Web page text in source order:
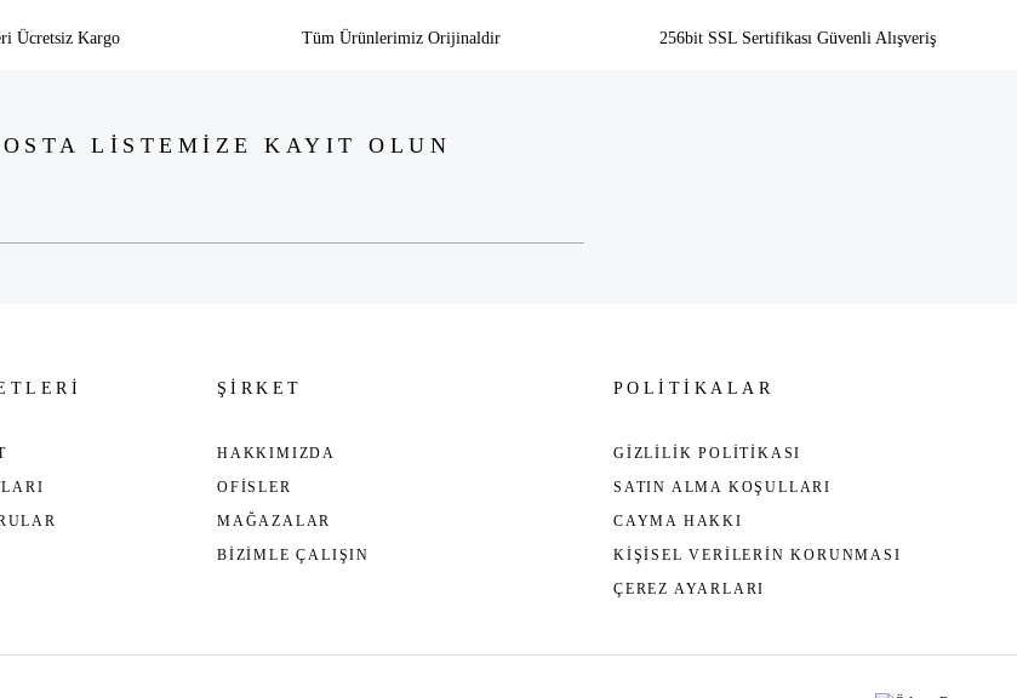
Ücretsiz Kargo Tüm Ürünlerimiz Orijinaldir 256bit SSL Sertifikası Güvenli Alışveriş
LİSTEMİZE KAYIT OLUN
ŞİRKET
HAKKIMIZDA
OFİSLER
MAĞAZALAR
BİZİMLE ÇALIŞIN
POLİTİKALAR
GİZLİLİK POLİTİKASI
SATIN ALMA KOŞULLARI
CAYMA HAKKI
KİŞİSEL VERİLERİN KORUNMASI
ÇEREZ AYARLARI